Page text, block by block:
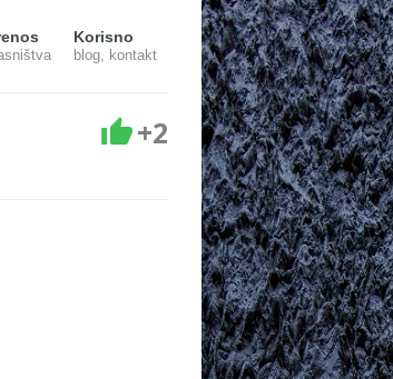
Korisno
blog, kontakt
+2